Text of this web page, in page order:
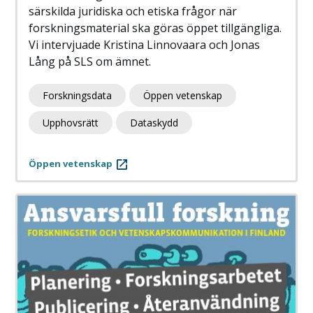
särskilda juridiska och etiska frågor när
forskningsmaterial ska göras öppet tillgängliga.
Vi intervjuade Kristina Linnovaara och Jonas
Lång på SLS om ämnet.
Forskningsdata Öppen vetenskap
Upphovsrätt Dataskydd
Öppen vetenskap